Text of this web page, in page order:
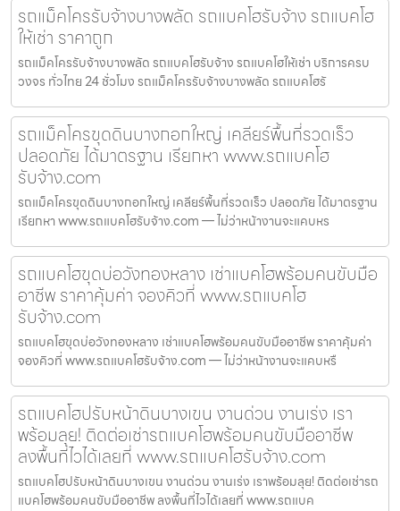
รถแม็คโครรับจ้างบางพลัด รถแบคโฮรับจ้าง รถแบคโฮ
ให้เช่า ราคาถูก
รถแม็คโครรับจ้างบางพลัด รถแบคโฮรับจ้าง รถแบคโฮให้เช่า บริการครบ
วงจร ทั่วไทย 24 ชั่วโมง รถแม็คโครรับจ้างบางพลัด รถแบคโฮรั
รถแม็คโครขุดดินบางกอกใหญ่ เคลียร์พื้นที่รวดเร็ว
ปลอดภัย ได้มาตรฐาน เรียกหา www.รถแบคโฮ
รับจ้าง.com
รถแม็คโครขุดดินบางกอกใหญ่ เคลียร์พื้นที่รวดเร็ว ปลอดภัย ได้มาตรฐาน
เรียกหา www.รถแบคโฮรับจ้าง.com — ไม่ว่าหน้างานจะแคบหร
รถแบคโฮขุดบ่อวังทองหลาง เช่าแบคโฮพร้อมคนขับมือ
อาชีพ ราคาคุ้มค่า จองคิวที่ www.รถแบคโฮ
รับจ้าง.com
รถแบคโฮขุดบ่อวังทองหลาง เช่าแบคโฮพร้อมคนขับมืออาชีพ ราคาคุ้มค่า
จองคิวที่ www.รถแบคโฮรับจ้าง.com — ไม่ว่าหน้างานจะแคบหรื
รถแบคโฮปรับหน้าดินบางเขน งานด่วน งานเร่ง เรา
พร้อมลุย! ติดต่อเช่ารถแบคโฮพร้อมคนขับมืออาชีพ
ลงพื้นที่ไวได้เลยที่ www.รถแบคโฮรับจ้าง.com
รถแบคโฮปรับหน้าดินบางเขน งานด่วน งานเร่ง เราพร้อมลุย! ติดต่อเช่ารถ
แบคโฮพร้อมคนขับมืออาชีพ ลงพื้นที่ไวได้เลยที่ www.รถแบค